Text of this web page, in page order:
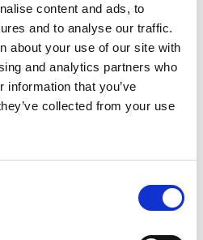
content and ads, to
and to analyse our traffic.
about your use of our site with
and analytics partners who
information that you’ve
collected from your use